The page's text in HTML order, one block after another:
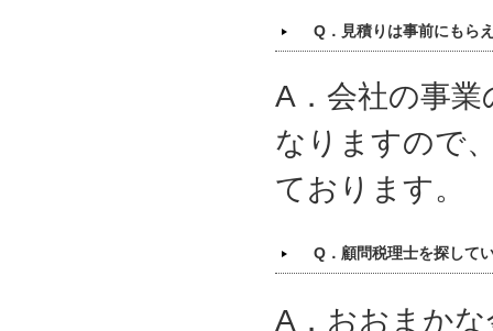
Q．見積りは事前にもら
A．会社の事
なりますので
ております。
Q．顧問税理士を探して
A．おおまか